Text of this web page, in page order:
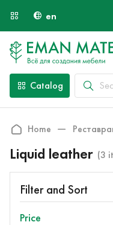
en
Catalog
Home
Liquid leather (3
Filter and Sort
Price